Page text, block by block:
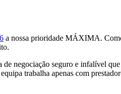
a nossa prioridade MÁXIMA.
negociação seguro e infalível
trabalha apenas com